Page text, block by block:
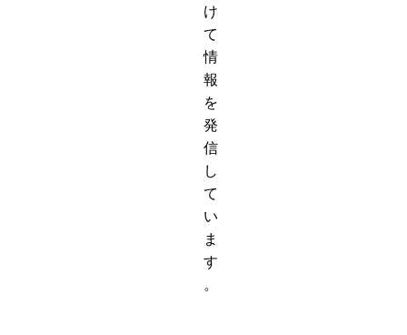
け
て
情
報
を
発
信
し
て
い
ま
す
。